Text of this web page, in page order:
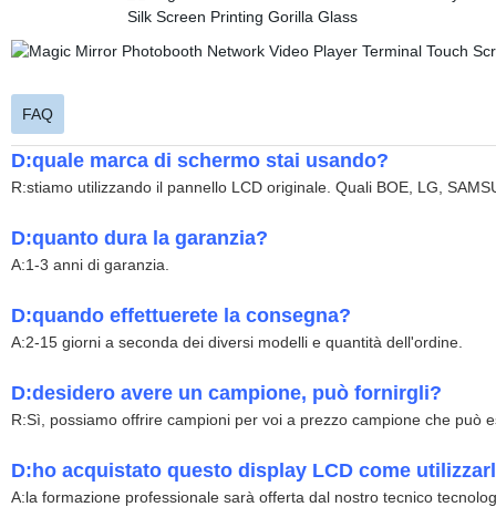
FAQ
D:quale marca di schermo stai usando?
R:stiamo utilizzando il pannello LCD originale. Quali BOE, LG,
D:quanto dura la garanzia?
A:1-3 anni di garanzia.
D:quando effettuerete la consegna?
A:2-15 giorni a seconda dei diversi modelli e quantità dell'ordine.
D:desidero avere un campione, può fornirgli?
R:Sì, possiamo offrire campioni per voi a prezzo campione che può
D:ho acquistato questo display LCD come
A:la formazione professionale sarà offerta dal nostro tecnico